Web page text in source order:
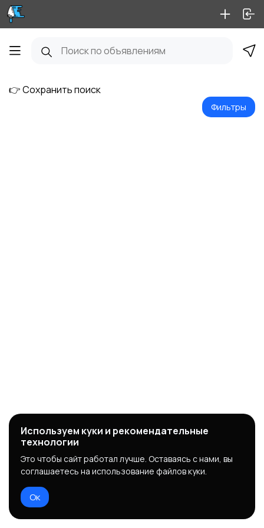
👉 Сохранить поиск
Фильтры
Используем куки и рекомендательные
технологии
Это чтобы сайт работал лучше. Оставаясь с нами, вы
соглашаетесь на использование файлов куки.
Ок